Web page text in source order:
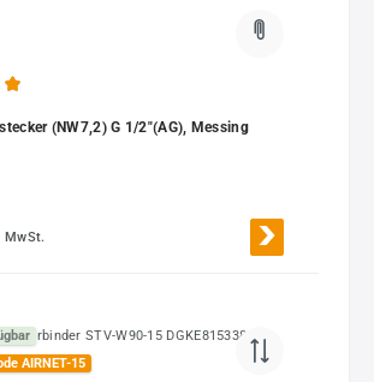
(NW7,2) G 1/2"(AG), Messing
MwSt.
AIRNET-15